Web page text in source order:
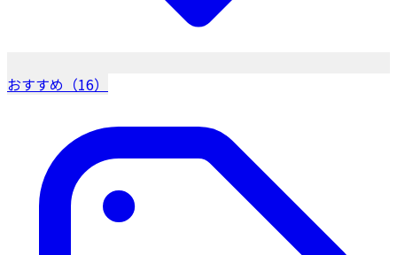
おすすめ（16）